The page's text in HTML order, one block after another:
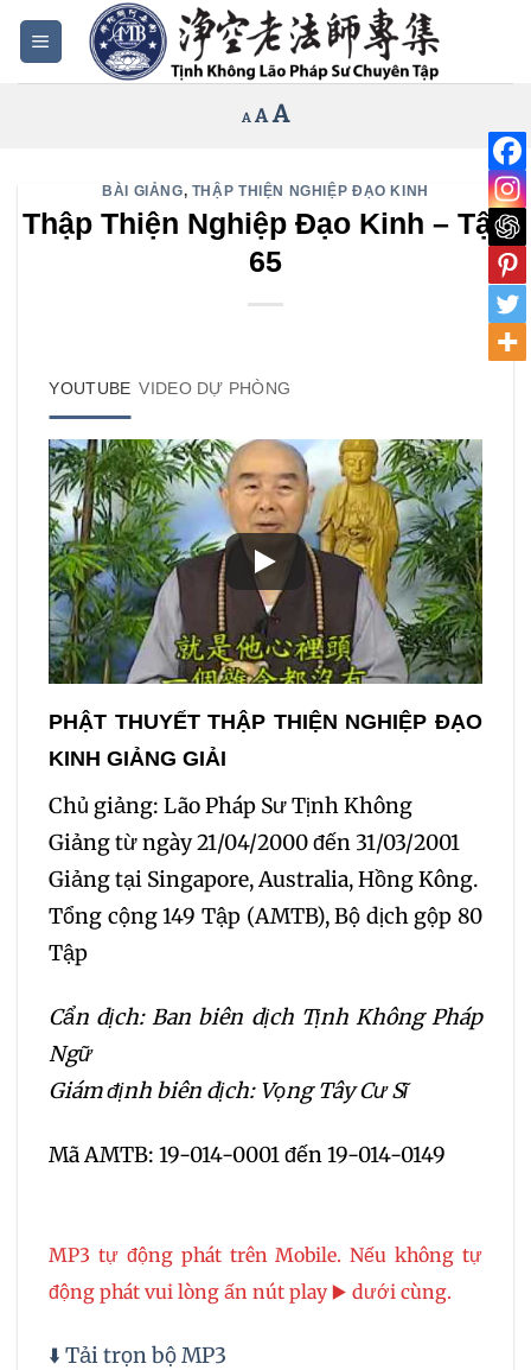
Bỏ
qua
nội
A Decrease
size.
A Reset
size.
A
size.
BÀI GIẢNG, THẬP THIỆN NGHIỆP ĐẠO KINH
Thập Thiện Nghiệp Đạo Kinh – Tập
65
YOUTUBE VIDEO DỰ PHÒNG
PHẬT THUYẾT THẬP THIỆN NGHIỆP ĐẠO
KINH GIẢNG GIẢI
Chủ giảng: Lão Pháp Sư Tịnh Không
Giảng từ ngày 21/04/2000 đến 31/03/2001
Giảng tại Singapore, Australia, Hồng Kông.
Tổng cộng 149 Tập (AMTB), Bộ dịch gộp 80
Tập
Cẩn dịch: Ban biên dịch Tịnh Không Pháp
Ngữ
Giám định biên dịch: Vọng Tây Cư Sĩ
Mã AMTB: 19-014-0001 đến 19-014-0149
MP3 tự động phát trên Mobile. Nếu không tự
động phát vui lòng ấn nút play ▶️ dưới cùng.
⬇️ Tải trọn bộ MP3